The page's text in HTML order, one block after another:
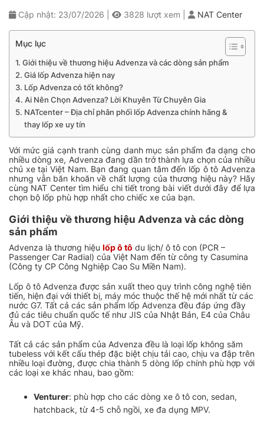
Cập nhật: 23/07/2026 3828 lượt xem NAT Center
Mục lục
Giới thiệu về thương hiệu Advenza và các dòng sản phẩm
Giá lốp Advenza hiện nay
Lốp Advenza có tốt không?
Ai Nên Chọn Advenza? Lời Khuyên Từ Chuyên Gia
NATcenter – Địa chỉ phân phối lốp Advenza chính hãng &
thay lốp xe uy tín
Với mức giá cạnh tranh cùng danh mục sản phẩm đa dạng cho
nhiều dòng xe, Advenza đang dần trở thành lựa chọn của nhiều
chủ xe tại Việt Nam. Bạn đang quan tâm đến lốp ô tô Advenza
nhưng vẫn băn khoăn về chất lượng của thương hiệu này? Hãy
cùng NAT Center tìm hiểu chi tiết trong bài viết dưới đây để lựa
chọn bộ lốp phù hợp nhất cho chiếc xe của bạn.
Giới thiệu về thương hiệu Advenza và các dòng
sản phẩm
Advenza là thương hiệu lốp ô tô du lịch/ ô tô con (PCR –
Passenger Car Radial) của Việt Nam đến từ công ty Casumina
(Công ty CP Công Nghiệp Cao Su Miền Nam).
Lốp ô tô Advenza được sản xuất theo quy trình công nghệ tiên
tiến, hiện đại với thiết bị, máy móc thuộc thế hệ mới nhất từ các
nước G7. Tất cả các sản phẩm lốp Advenza đều đáp ứng đầy
đủ các tiêu chuẩn quốc tế như JIS của Nhật Bản, E4 của Châu
Âu và DOT của Mỹ.
Tất cả các sản phẩm của Advenza đều là loại lốp không săm
tubeless với kết cấu thép đặc biệt chịu tải cao, chịu va đập trên
nhiều loại đường, được chia thành 5 dòng lốp chính phù hợp với
các loại xe khác nhau, bao gồm:
Venturer: phù hợp cho các dòng xe ô tô con, sedan,
hatchback, từ 4-5 chỗ ngồi, xe đa dụng MPV.